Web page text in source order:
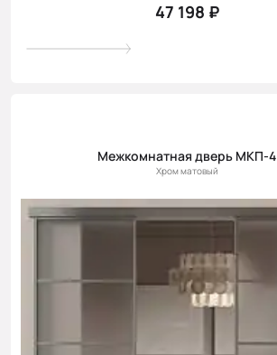
47 198 ₽
Межкомнатная дверь МКП-4
Хром матовый